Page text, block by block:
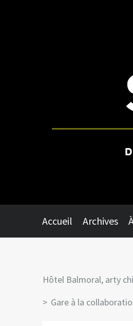
Accueil Archives
Hôtel Balmoral, arty
Gare à la